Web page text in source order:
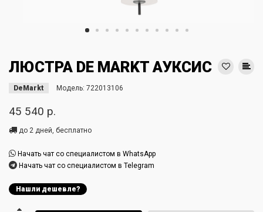
ЛЮСТРА DE MARKT АУКСИС
DeMarkt Модель: 722013106
45 540 р.
до 2 дней, бесплатно
Начать чат со специалистом в WhatsApp
Начать чат со специалистом в Telegram
Нашли дешевле?